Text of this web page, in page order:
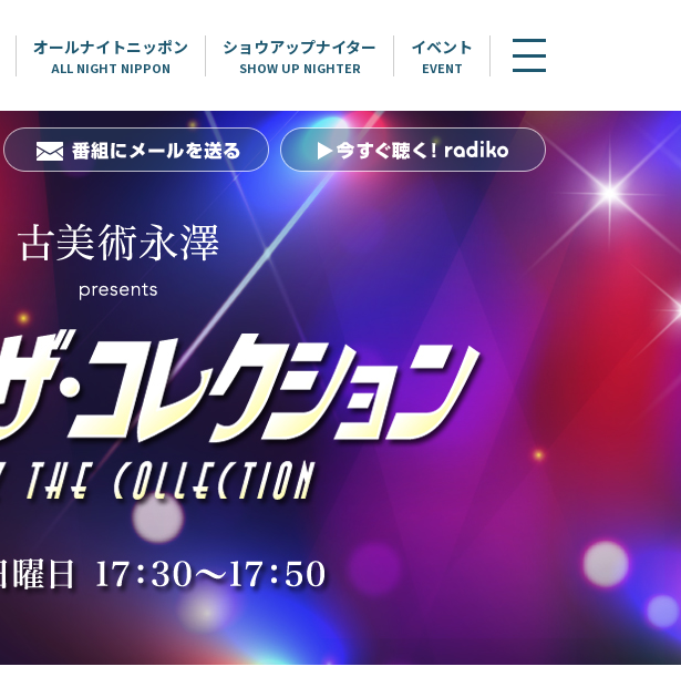
オールナイトニッポン
ALL NIGHT NIPPON
ショウアップナイター
SHOW UP NIGHTER
イベント
EVENT